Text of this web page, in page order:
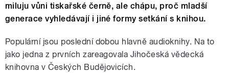
miluju vůni tiskařské černě, ale chápu, proč mladší
generace vyhledávají i jiné formy setkání s knihou.
Populární jsou poslední dobou hlavně audioknihy. Na to
jako jedna z prvních zareagovala Jihočeská vědecká
knihovna v Českých Budějovicích.